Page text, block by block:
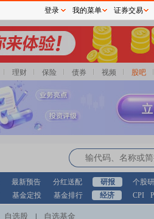
理财 保险 债券 视频 股吧
最新预告 分红送配 研报 个股
基金定投 基金排行 经济 CPI
自选股 自选基金
登录 我的菜单 证券交易